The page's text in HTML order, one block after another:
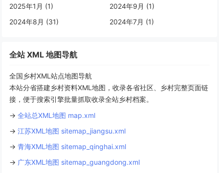
2025年1月 (1)
2024年9月 (1)
2024年8月 (31)
2024年7月 (1)
全站 XML 地图导航
全国乡村XML站点地图导航
本站分省搭建乡村资料XML地图，收录各省社区、乡村完整页面链
接，便于搜索引擎批量抓取收录全站乡村档案。
→全站总XML地图 map.xml
→江苏XML地图 sitemap_jiangsu.xml
→青海XML地图 sitemap_qinghai.xml
→ 广东XML地图 sitemap_guangdong.xml